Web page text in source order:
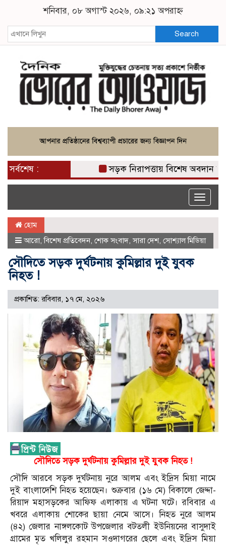
শনিবার, ০৮ অগাস্ট ২০২৬, ০৯:২১ অপরাহ্ন
Search
সর্বশেষ : সড়ক নিরাপত্তায় বিশেষ অবদান
Toggle
হোম
আরো,বিশেষ প্রতিবেদন, শোক সংবাদ,সারা দেশ, সোশ্যাল মিডিয়া
সৌদিতে সড়ক দুর্ঘটনায় কুমিল্লার দুই যুবক
নিহত !
প্রকাশিত: রবিবার, ১৭ মে, ২০২৬
সৌদিতে সড়ক দুর্ঘটনায় কুমিল্লার দুই যুবক নিহত !
সৌদি আরবে সড়ক দুর্ঘটনায় নুরে আলম এবং ইদ্রিস মিয়া নামে
দুই বাংলাদেশি নিহত হয়েছেন। শুক্রবার (১৬ মে) বিকালে জেদ্দা-
রিয়াদ মহাসড়কের আফিফ এলাকায় এ ঘটনা ঘটে। রবিবার এ
খবরে এলাকায় শোকের ছায়া নেমে আসে। নিহত নুরে আলম
(৪২) জেলার নাঙ্গলকোট উপজেলার বটতলী ইউনিয়নের বাসুদাই
গ্রামের মৃত খলিলুর রহমান সওদাগরের ছেলে এবং ইদ্রিস মিয়া